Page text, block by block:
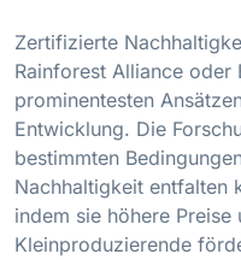
Zertifizierte
Rainforest Alliance oder
prominentesten
Entwicklung. Die
bestimmten
Nachhaltigkeit entfalten
indem sie höhere
Kleinproduzierende